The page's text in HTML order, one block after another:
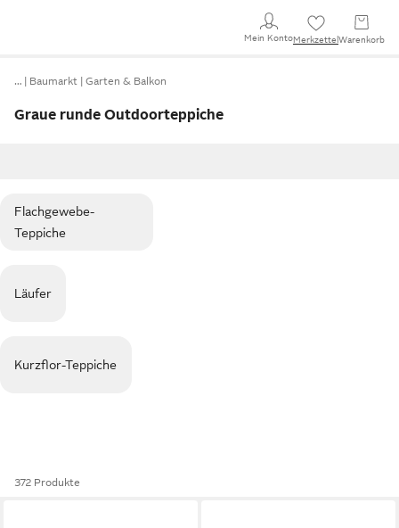
Mein KontoMerkzettel Warenkorb
… Baumarkt Garten & Balkon
Graue runde Outdoorteppiche
Flachgewebe-
Teppiche
Läufer
Kurzflor-Teppiche
372 Produkte